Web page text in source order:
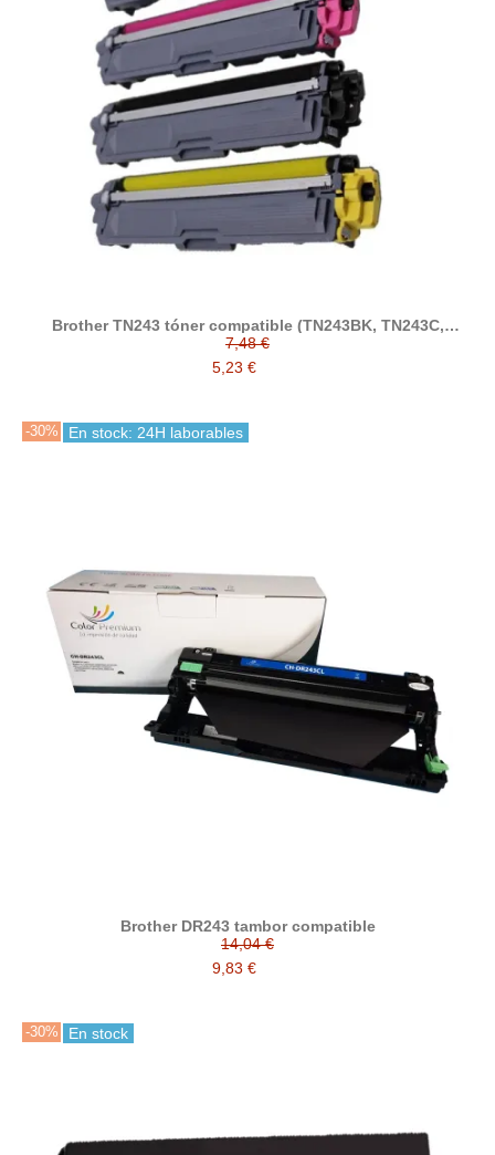
Brother TN243 tóner compatible (TN243BK, TN243C,
TN243M, TN243Y)
7,48 €
5,23 €
-30% En stock: 24H laborables
Brother DR243 tambor compatible
14,04 €
9,83 €
-30% En stock